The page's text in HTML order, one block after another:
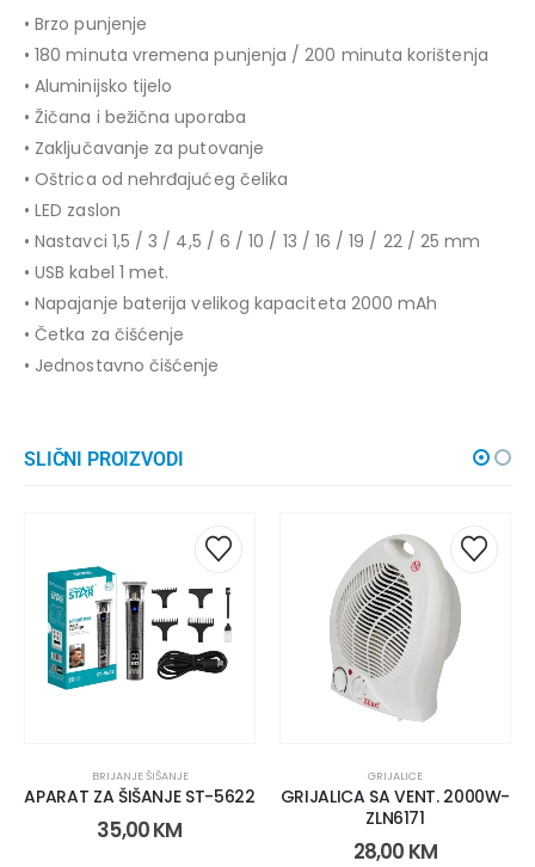
• Brzo punjenje
• 180 minuta vremena punjenja / 200 minuta korištenja
• Aluminijsko tijelo
• Žičana i bežična uporaba
• Zaključavanje za putovanje
• Oštrica od nehrđajućeg čelika
• LED zaslon
• Nastavci 1,5 / 3 / 4,5 / 6 / 10 / 13 / 16 / 19 / 22 / 25 mm
• USB kabel 1 met.
• Napajanje baterija velikog kapaciteta 2000 mAh
• Četka za čišćenje
• Jednostavno čišćenje
SLIČNI PROIZVODI
BRIJANJE ŠIŠANJE
APARAT ZA ŠIŠANJE ST-5622
35,00KM
GRIJALICE
GRIJALICA SA VENT. 2000W-
ZLN6171
28,00 KM